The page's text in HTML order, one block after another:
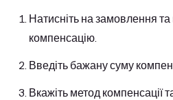
Натисніть на замовлення
компенсацію.
Введіть бажану суму
Вкажіть метод компенсації